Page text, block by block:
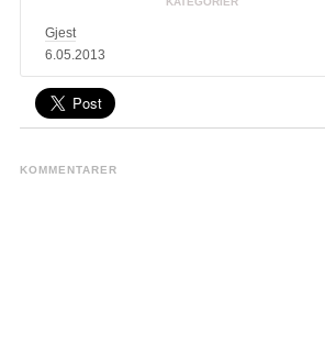
Gjest
6.05.2013
KOMMENTARER